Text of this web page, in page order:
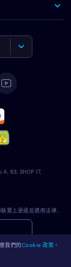
83, SHOP 17,
Eyezy 軟體僅供合法使用。將許可軟體安裝到不屬於您的裝置上是違反適用法律和您當地司法管轄區法律的行為。法律通常要求您通知您打算在其上安裝許可軟體的裝置的所有者。違反此要求可能會導致違規者受到嚴厲的金錢和刑事處罰。在安裝和使用許可軟體之前，您應該諮詢您自己的法律顧問在您的管轄範圍內使用該許可軟體是否合法。您全權負責將許可軟體安裝到此類裝置上，並且您知道 Eyezy 不承擔任何責任。
我們的Cookie 政策。